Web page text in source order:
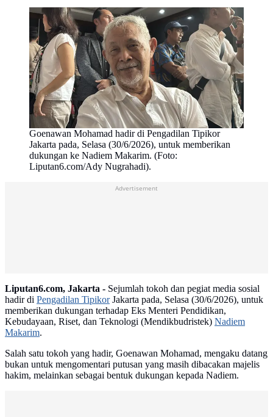
Goenawan Mohamad hadir di Pengadilan Tipikor
Jakarta pada, Selasa (30/6/2026), untuk memberikan
dukungan ke Nadiem Makarim. (Foto:
Liputan6.com/Ady Nugrahadi).
Advertisement
Liputan6.com, Jakarta - Sejumlah tokoh dan pegiat media sosial
hadir di Pengadilan TipikorJakarta pada, Selasa (30/6/2026), untuk
memberikan dukungan terhadap Eks Menteri Pendidikan,
Kebudayaan, Riset, dan Teknologi (Mendikbudristek) Nadiem
Makarim.
Salah satu tokoh yang hadir, Goenawan Mohamad, mengaku datang
bukan untuk mengomentari putusan yang masih dibacakan majelis
hakim, melainkan sebagai bentuk dukungan kepada Nadiem.